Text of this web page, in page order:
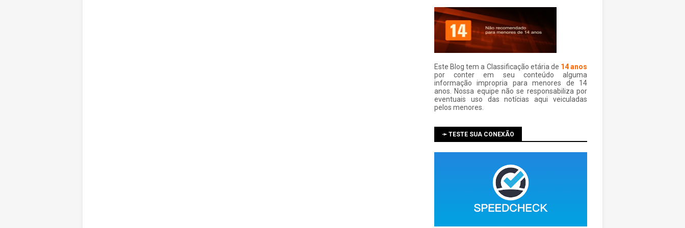
Este Blog tem a Classificação etária de 14 anos
por conter em seu conteúdo alguma
informação impropria para menores de 14
anos. Nossa equipe não se responsabiliza por
eventuais uso das notí­cias aqui veiculadas
pelos menores.
➛ TESTE SUA CONEXÃO